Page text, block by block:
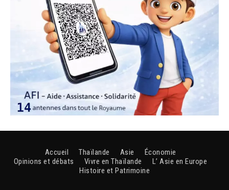
Accueil Thaïlande Asie
Économie
Opinions et débats
Vivre en Thaïlande
L’ Asie en Europe
Histoire et Patrimoine